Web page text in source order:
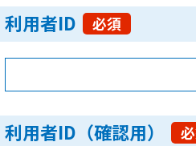
利用者ID 必須
利用者ID（確認用）